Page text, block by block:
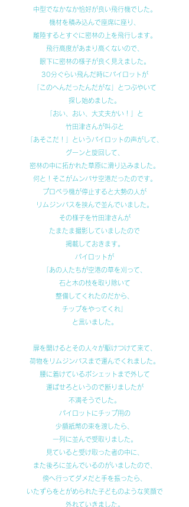
中型でなかなか恰好が良い飛行機でした。
機材を積み込んで座席に座り、
離陸するとすぐに密林の上を飛行します。
飛行高度があまり高くないので、
眼下に密林の様子が良く見えました。
30分ぐらい飛んだ時にパイロットが
「このへんだったんだがな」とつぶやいて
探し始めました。
「おい、おい、大丈夫かい！」と
竹田津さんが叫ぶと
「あそこだ！」というパイロットの声がして、
グーンと旋回して、
密林の中に拓かれた草原に滑り込みました。
何と！そこがムンバサ空港だったのです。
プロペラ機が停止すると大勢の人が
リムジンバスを挟んで並んでいました。
その様子を竹田津さんが
たまたま撮影していましたので
掲載しておきます。
パイロットが
「あの人たちが空港の草を刈って、
石と木の枝を取り除いて
整備してくれたのだから、
チップをやってくれ」
と言いました。
扉を開けるとその人々が駆けつけて来て、
荷物をリムジンバスまで運んでくれました。
腰に着けているポシェットまで外して
運ばせろというので断りましたが
不満そうでした。
パイロットにチップ用の
少額紙幣の束を渡したら、
一列に並んで受取りました。
見ていると受け取った者の中に、
また後ろに並んでいるのがいましたので、
傍へ行ってダメだと手を振ったら、
いたずらをとがめられた子どものような笑顔で
外れていきました。